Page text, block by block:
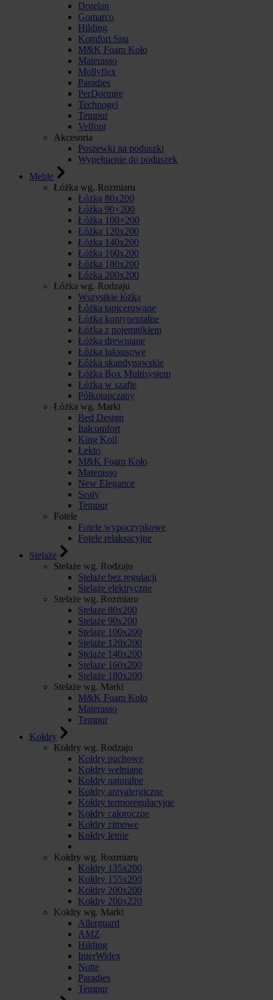
Dorelan
Gomarco
Hilding
Komfort Snu
M&K Foam Koło
Materasso
Mollyflex
Paradies
PerDormire
Technogel
Tempur
Velfont
Akcesoria
Poszewki na poduszki
Wypełnienie do poduszek
Meble
Łóżka wg. Rozmiaru
Łóżka 80x200
Łóżka 90×200
Łóżka 100×200
Łóżka 120x200
Łóżka 140x200
Łóżka 160x200
Łóżka 180x200
Łóżka 200x200
Łóżka wg. Rodzaju
Wszystkie łóżka
Łóżka tapicerowane
Łóżka kontynentalne
Łóżka z pojemnikiem
Łóżka drewniane
Łóżka luksusowe
Łóżka skandynawskie
Łóżka Box Multisystem
Łóżka w szafie
Półkotapczany
Łóżka wg. Marki
Bed Design
Italcomfort
King Koil
Lekto
M&K Foam Koło
Materasso
New Elegance
Sealy
Tempur
Fotele
Fotele wypoczynkowe
Fotele relaksacyjne
Stelaże
Stelaże wg. Rodzaju
Stelaże bez regulacji
Stelaże elektryczne
Stelaże wg. Rozmiaru
Stelaże 80x200
Stelaże 90x200
Stelaże 100x200
Stelaże 120x200
Stelaże 140x200
Stelaże 160x200
Stelaże 180x200
Stelaże wg. Marki
M&K Foam Kolo
Materasso
Tempur
Kołdry
Kołdry wg. Rodzaju
Kołdry puchowe
Kołdry wełniane
Kołdry naturalne
Kołdry antyalergiczne
Kołdry termoregulacyjne
Kołdry całoroczne
Kołdry zimowe
Kołdry letnie
Kołdry wg. Rozmiaru
Kołdry 135x200
Kołdry 155x200
Kołdry 200x200
Kołdry 200x220
Kołdry wg. Marki
Allerguard
AMZ
Hilding
InterWidex
Notte
Paradies
Tempur